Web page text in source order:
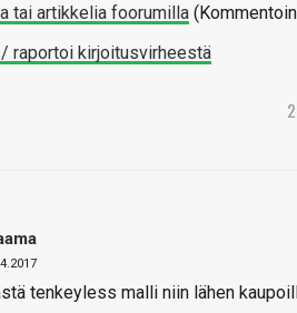
tai artikkelia foorumilla
/ raportoi kirjoitusvirheestä
tenkeyless malli niin lähen